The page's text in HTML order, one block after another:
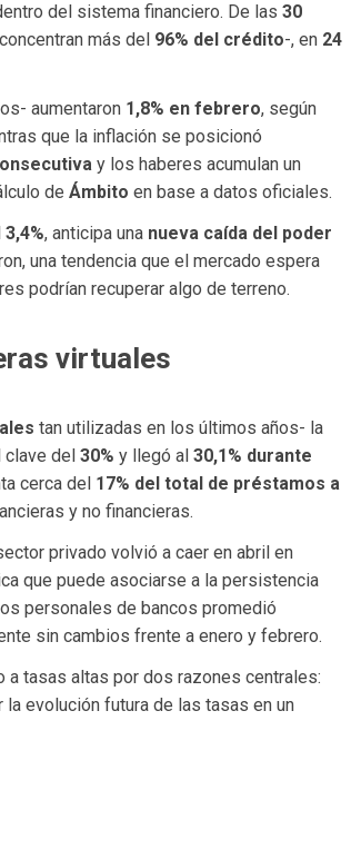
del sistema financiero. De las 30
más del 96% del crédito-, en 24
aumentaron 1,8% en febrero, según
que la inflación se posicionó
y los haberes acumulan un
de Ámbito en base a datos oficiales.
3,4%, anticipa una nueva caída del poder
una tendencia que el mercado espera
podrían recuperar algo de terreno.
virtuales
tan utilizadas en los últimos años- la
del 30% y llegó al 30,1% durante
cerca del 17% del total de préstamos a
y no financieras.
privado volvió a caer en abril en
que puede asociarse a la persistencia
personales de bancos promedió
sin cambios frente a enero y febrero.
a tasas altas por dos razones centrales:
evolución futura de las tasas en un